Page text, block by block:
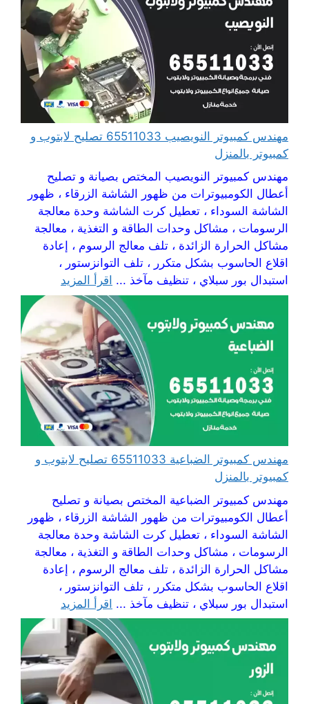
مهندس كمبيوتر النويصيب 65511033 تصليح لابتوب و
كمبيوتر بالمنزل
مهندس كمبيوتر النويصيب المختص بصيانة و تصليح
أعطال الكومبيوترات من ظهور الشاشة الزرقاء ، ظهور
الشاشة السوداء ، تعطيل كرت الشاشة وحدة معالجة
الرسومات ، مشاكل وحدات الطاقة و التغذية ، معالجة
مشاكل الحرارة الزائدة ، تلف معالج الرسوم ، إعادة
اقلاع الحاسوب بشكل متكرر ، تلف التوانزستور ،
استبدال بور سبلاي ، تنظيف مآخذ ... اقرأ المزيد
مهندس كمبيوتر الضباعية 65511033 تصليح لابتوب و
كمبيوتر بالمنزل
مهندس كمبيوتر الضباعية المختص بصيانة و تصليح
أعطال الكومبيوترات من ظهور الشاشة الزرقاء ، ظهور
الشاشة السوداء ، تعطيل كرت الشاشة وحدة معالجة
الرسومات ، مشاكل وحدات الطاقة و التغذية ، معالجة
مشاكل الحرارة الزائدة ، تلف معالج الرسوم ، إعادة
اقلاع الحاسوب بشكل متكرر ، تلف التوانزستور ،
استبدال بور سبلاي ، تنظيف مآخذ ... اقرأ المزيد